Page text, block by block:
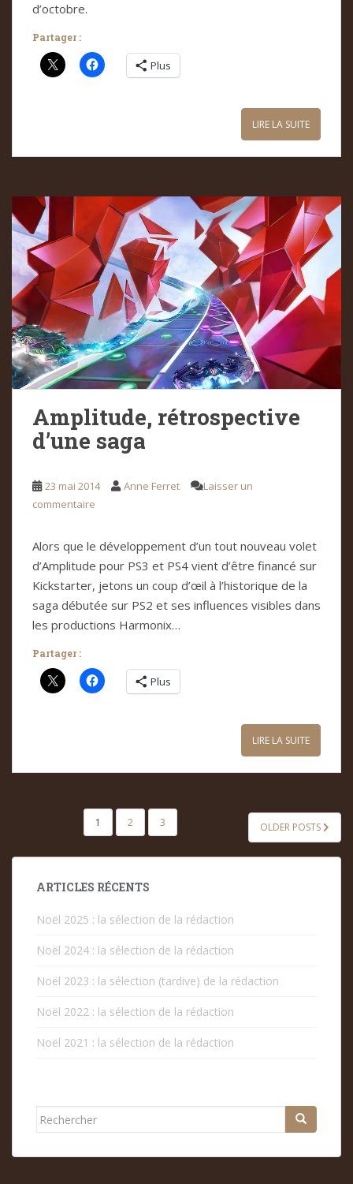
d’octobre.
Partager :
Plus
LIRE LA SUITE
Amplitude, rétrospective
d’une saga
23 mai 2014 Anne Ferret
Laisser un
commentaire
Alors que le développement d’un tout nouveau volet
d’Amplitude pour PS3 et PS4 vient d’être financé sur
Kickstarter, jetons un coup d’œil à l’historique de la
saga débutée sur PS2 et ses influences visibles dans
les productions Harmonix…
Partager :
Plus
LIRE LA SUITE
PAGINATION
PUBLICATIONS
1 2 3 OLDER POSTS
ARTICLES RÉCENTS
Noël 2025 : la sélection de la rédaction
Noël 2024 : la sélection de la rédaction
Noël 2023 : la sélection (tardive) de la rédaction
Noël 2022 : la sélection de la rédaction
Noël 2021 : la sélection de la rédaction
Rechercher...